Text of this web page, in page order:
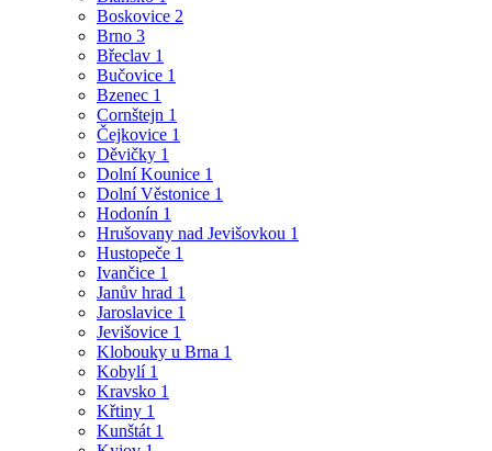
Boskovice 2
Brno 3
Břeclav 1
Bučovice 1
Bzenec 1
Cornštejn 1
Čejkovice 1
Děvičky 1
Dolní Kounice 1
Dolní Věstonice 1
Hodonín 1
Hrušovany nad Jevišovkou 1
Hustopeče 1
Ivančice 1
Janův hrad 1
Jaroslavice 1
Jevišovice 1
Klobouky u Brna 1
Kobylí 1
Kravsko 1
Křtiny 1
Kunštát 1